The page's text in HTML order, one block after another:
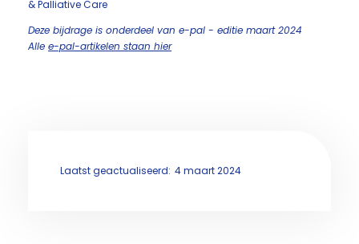
& Palliative Care
Deze bijdrage is onderdeel van e-pal - editie maart 2024
Alle e-pal-artikelen staan hier
Laatst geactualiseerd: 4 maart 2024